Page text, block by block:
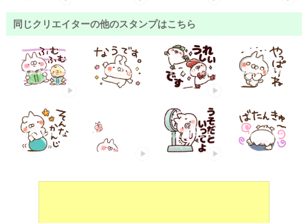
同じクリエイターの他のスタンプはこちら